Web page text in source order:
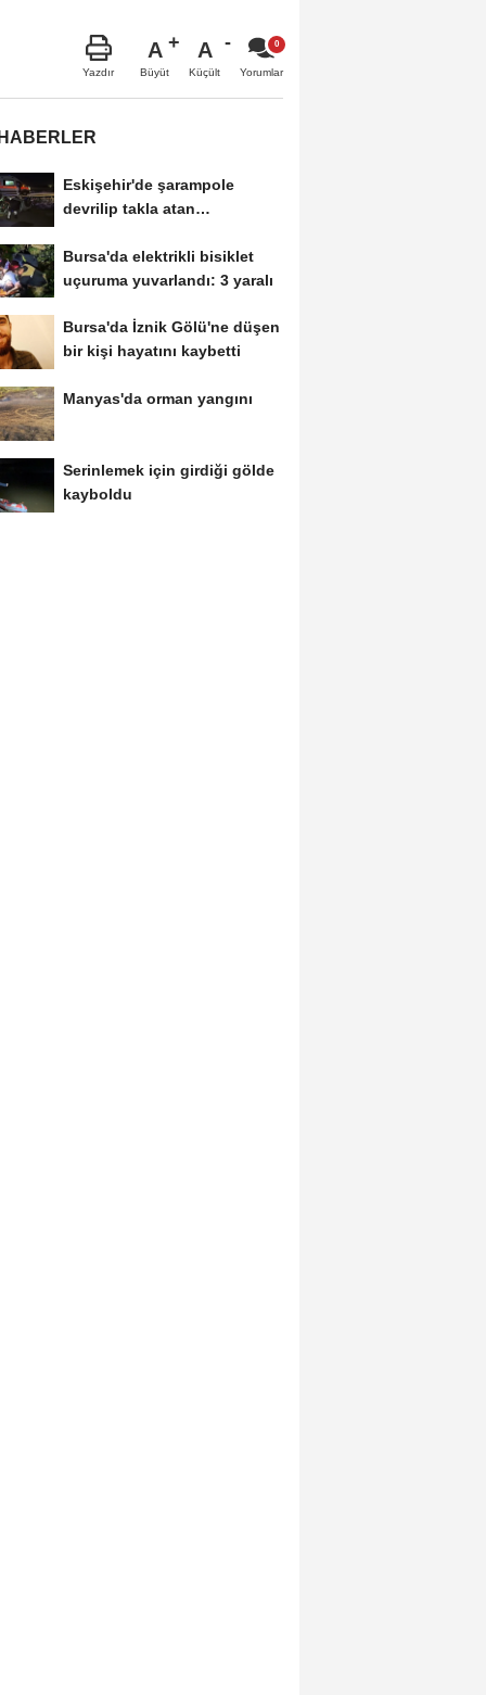
Yazdır
A
Büyüt
A
Küçült Yorumlar
Eskişehir'de şarampole
devrilip takla atan
Bursa'da elektrikli bisiklet
uçuruma yuvarlandı: 3 yaralı
Bursa'da İznik Gölü'ne düşen
bir kişi hayatını kaybetti
Manyas'da orman yangını
Serinlemek için girdiği gölde
kayboldu